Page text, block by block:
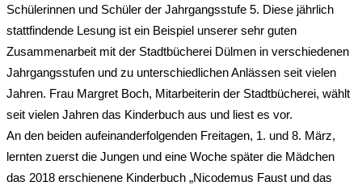
Schülerinnen und Schüler der Jahrgangsstufe 5. Diese jährlich
stattfindende Lesung ist ein Beispiel unserer sehr guten
Zusammenarbeit mit der Stadtbücherei Dülmen in verschiedenen
Jahrgangsstufen und zu unterschiedlichen Anlässen seit vielen
Jahren. Frau Margret Boch, Mitarbeiterin der Stadtbücherei, wählt
seit vielen Jahren das Kinderbuch aus und liest es vor.
An den beiden aufeinanderfolgenden Freitagen, 1. und 8. März,
lernten zuerst die Jungen und eine Woche später die Mädchen
das 2018 erschienene Kinderbuch „Nicodemus Faust und das